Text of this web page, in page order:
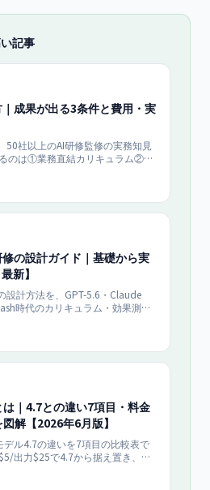
記事
成果が出る3条件と費用・実
50社以上のAI研修監修の実務知見
のは①業務直結カリキュラム②20
円/人・スタンダード（1日）
の設計ガイド｜基礎から実
新】
設計方法を、GPT-5.6・Claude
時代のカリキュラム・効果測
イドラインに基づく実践ガイド
｜4.7との違い7項目・料金
解【2026年6月版】
ル4.7の違いを7項目の比較表で
出力$25で4.7から据え置き、新
しも効率化。価格・使い方・